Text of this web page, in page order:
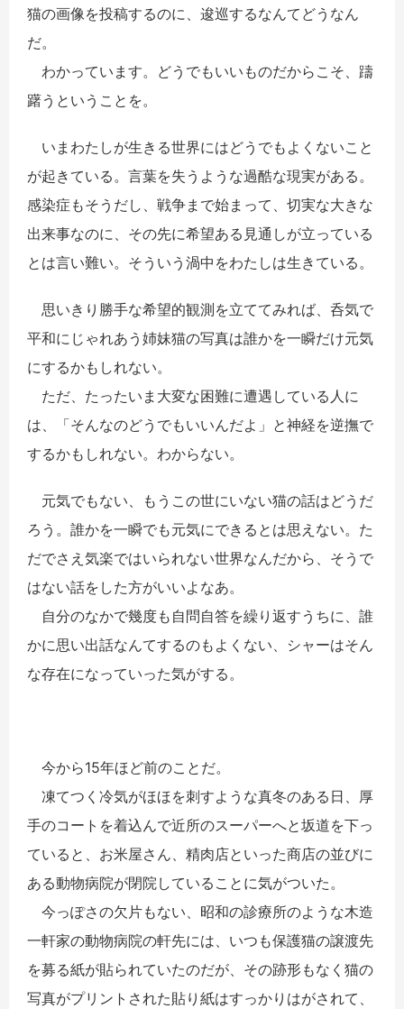
猫の画像を投稿するのに、逡巡するなんてどうなん
だ。
わかっています。どうでもいいものだからこそ、躊
躇うということを。
いまわたしが生きる世界にはどうでもよくないこと
が起きている。言葉を失うような過酷な現実がある。
感染症もそうだし、戦争まで始まって、切実な大きな
出来事なのに、その先に希望ある見通しが立っている
とは言い難い。そういう渦中をわたしは生きている。
思いきり勝手な希望的観測を立ててみれば、呑気で
平和にじゃれあう姉妹猫の写真は誰かを一瞬だけ元気
にするかもしれない。
ただ、たったいま大変な困難に遭遇している人に
は、「そんなのどうでもいいんだよ」と神経を逆撫で
するかもしれない。わからない。
元気でもない、もう この世にいない猫の話はどうだ
ろう。誰かを一瞬でも元気にできるとは思えない。た
だでさえ 気楽ではいられない世界なんだから、そうで
はない話をした方がいいよなあ。
自分のなかで幾度も自問自答を繰り返すうちに、誰
かに思い出話なんてするのもよくない、シャーはそん
な存在になっていった気がする。
今から15年ほど前のことだ。
凍てつく冷気がほほを刺すような真冬のある日、厚
手のコートを着込んで近所のスーパーへと坂道を下っ
ていると、お米屋さん、精肉店といった商店の並びに
ある動物病院が閉院していることに気がついた。
今っぽさの欠片もない、昭和の診療所のような木造
一軒家の動物病院の軒先には、いつも保護猫の譲渡先
を募る紙が貼られていたのだが、その跡形もなく猫の
写真がプリントされた貼り紙はすっかりはがされて、